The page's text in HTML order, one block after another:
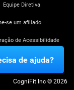
Equipe Diretiva
se um afiliado
de Acessibilidade
CogniFit Inc © 2026
de ajuda?